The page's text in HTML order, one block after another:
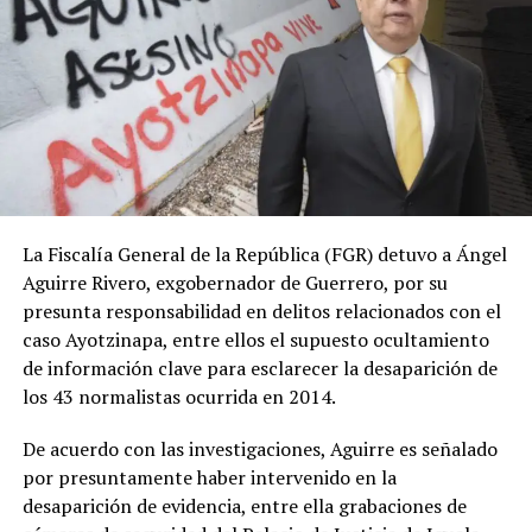
La Fiscalía General de la República (FGR) detuvo a Ángel
Aguirre Rivero, exgobernador de Guerrero, por su
presunta responsabilidad en delitos relacionados con el
caso Ayotzinapa, entre ellos el supuesto ocultamiento
de información clave para esclarecer la desaparición de
los 43 normalistas ocurrida en 2014.
De acuerdo con las investigaciones, Aguirre es señalado
por presuntamente haber intervenido en la
desaparición de evidencia, entre ella grabaciones de